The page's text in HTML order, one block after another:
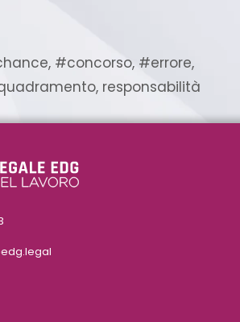
, #concorso, #errore,
, responsabilità